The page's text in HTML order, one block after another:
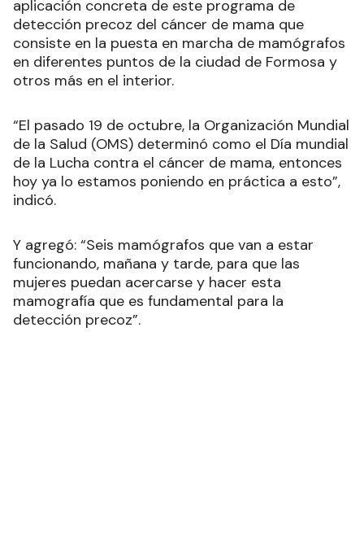
Por tal motivo, el funcionario insistió en la
aplicación concreta de este programa de
detección precoz del cáncer de mama que
consiste en la puesta en marcha de mamógrafos
en diferentes puntos de la ciudad de Formosa y
“El pasado 19 de octubre, la Organización Mundial
de la Salud (OMS) determinó como el Día mundial
de la Lucha contra el cáncer de mama, entonces
hoy ya lo estamos poniendo en práctica a esto”,
Y agregó: “Seis mamógrafos que van a estar
funcionando, mañana y tarde, para que las
mujeres puedan acercarse y hacer esta
mamografía que es fundamental para la